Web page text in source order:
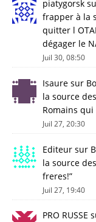
piatygorsk
frapper à la
quitter l
dégager le
Juil 30, 08:50
Isaure sur
la source
Romains
Juil 27, 20:30
Editeur sur
la source
freres!”
Juil 27, 19:40
PRO RUSSE